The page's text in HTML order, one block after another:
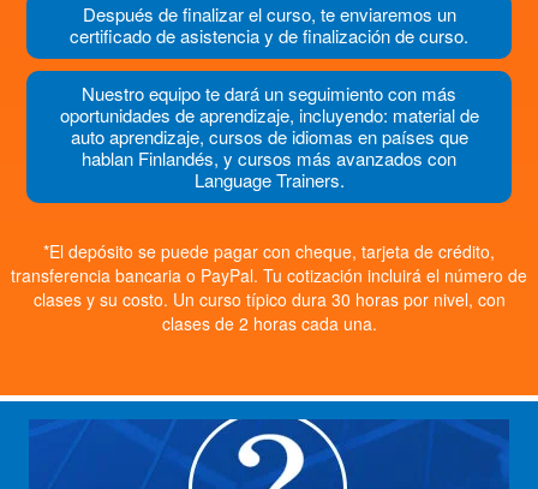
Después de finalizar el curso, te enviaremos un
certificado de asistencia y de finalización de curso.
Nuestro equipo te dará un seguimiento con más
oportunidades de aprendizaje, incluyendo: material de
auto aprendizaje, cursos de idiomas en países que
hablan Finlandés, y cursos más avanzados con
Language Trainers.
*El depósito se puede pagar con cheque, tarjeta de crédito,
transferencia bancaria o PayPal. Tu cotización incluirá el número de
clases y su costo. Un curso típico dura 30 horas por nivel, con
clases de 2 horas cada una.